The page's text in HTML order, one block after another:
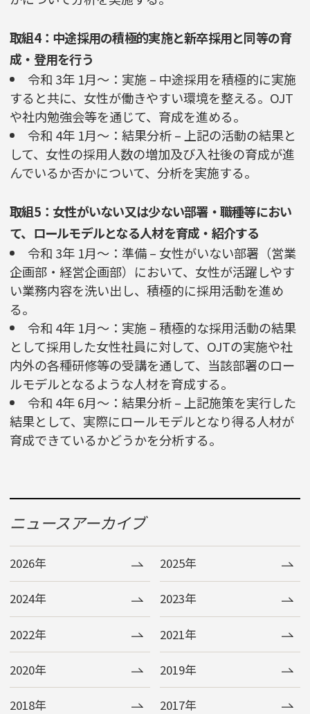
取組4：中途採用の積極的実施と新卒採用と同等の育
成・登用を行う
令和 3年 1月～：実施 – 中途採用を積極的に実施
すると共に、女性が働きやすい環境を整える。OJT
や社内勉強会等を通じて、育成を進める。
令和 4年 1月～：結果分析 – 上記の活動の結果と
して、女性の採用人数の増加及び入社後の育成が進
んでいるか否かについて、分析を実施する。
取組5：女性がいない又は少ない部署・職種等におい
て、ロールモデルとなる人材を育成・紹介する
令和 3年 1月～：準備 – 女性がいない部署（営業
企画部・経営企画部）において、女性が活躍しやす
い業務内容を洗い出し、積極的に採用活動を進め
る。
令和 4年 1月～：実施 – 積極的な採用活動の結果
として採用した女性社員に対して、OJTの実施や社
内外の各種研修等の受講を通して、当該部署のロー
ルモデルとなるような人材を育成する。
令和 4年 6月～：結果分析 – 上記施策を実行した
結果として、実際にロールモデルとなり得る人材が
育成できているかどうかを分析する。
ニュースアーカイブ
2026年 2025年
2024年 2023年
2022年 2021年
2020年 2019年
2018年 2017年